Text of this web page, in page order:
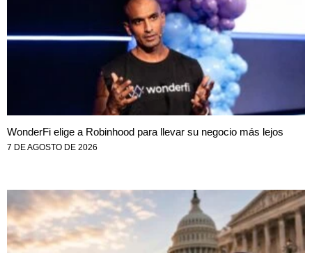
WonderFi elige a Robinhood para llevar su negocio más lejos
7 DE AGOSTO DE 2026